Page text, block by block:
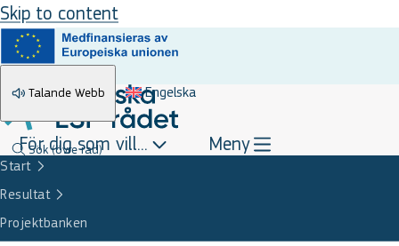
Skip to content
Talande Webb Engelska
Sök(övre rad)
För dig som vill... Meny
Start
Resultat
Projektbanken